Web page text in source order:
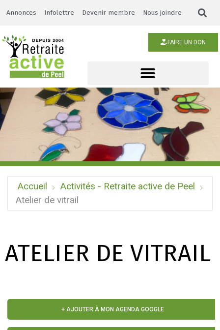
Annonces Infolettre Devenir membre Nous joindre
FAIRE UN DON
Accueil
Activités - Retraite active de Peel
Atelier de vitrail
ATELIER DE VITRAIL
+ AJOUTER À MON AGENDA GOOGLE